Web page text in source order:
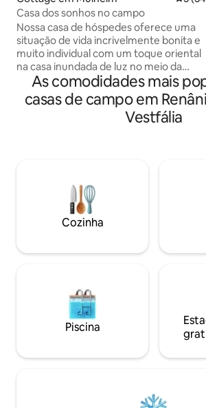
Casa dos sonhos no campo
Nossa casa de hóspedes oferece uma
situação de vida incrivelmente bonita e
muito individual com um toque oriental
na casa inundada de luz no meio da
natureza. Área de estar aberta com
espaço para relaxar e dormir. Lareira,
jardim, terraço, vista para a floresta e
para os pastos de cavalos. Uma casa
casa de hóspedes no "Neckelhof" na
reserva natural "Rumbachtal" está em
uma localização isolada e
completamente tranquila.
As comodidades mais
casas de campo em
Vestfália
Cozinha
Piscina